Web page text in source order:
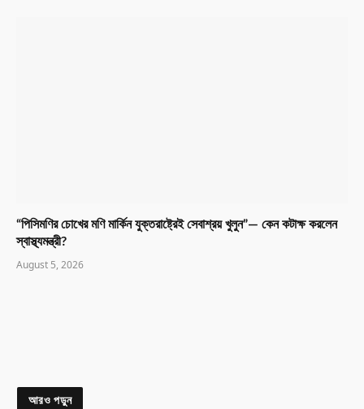
“পিসিমণির চোখের মণি মার্কিন যুক্তরাষ্ট্রেই সেবাশ্রয় খুলুন”— কেন কটাক্ষ করলেন
স্বাস্থ্যমন্ত্রী?
August 5, 2026
আরও পড়ুন